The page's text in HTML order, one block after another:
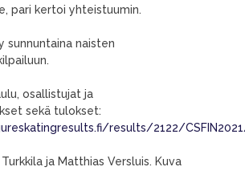
pari kertoi yhteistuumin.
sunnuntaina naisten
osallistujat ja
sekä tulokset:
results/2122/
ja Matthias Versluis. Kuva